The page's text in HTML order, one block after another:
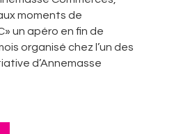
moments de
un apéro en fin de
organisé chez l’un des
d’Annemasse